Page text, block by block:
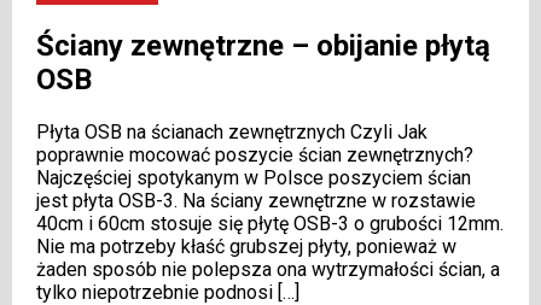
Ściany zewnętrzne – obijanie płytą
OSB
Płyta OSB na ścianach zewnętrznych Czyli Jak
poprawnie mocować poszycie ścian zewnętrznych?
Najczęściej spotykanym w Polsce poszyciem ścian
jest płyta OSB-3. Na ściany zewnętrzne w rozstawie
40cm i 60cm stosuje się płytę OSB-3 o grubości 12mm.
Nie ma potrzeby kłaść grubszej płyty, ponieważ w
żaden sposób nie polepsza ona wytrzymałości ścian, a
tylko niepotrzebnie podnosi […]